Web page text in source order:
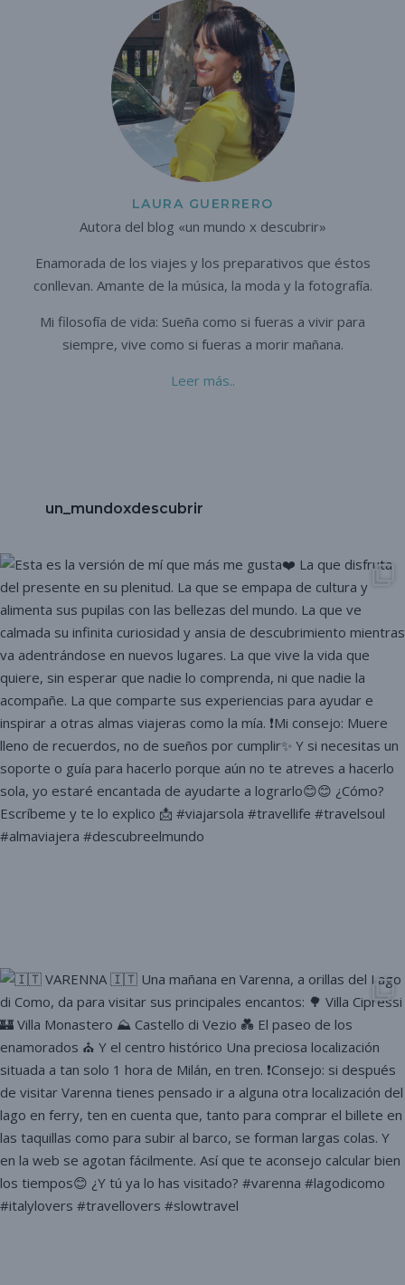
LAURA GUERRERO
Autora del blog «un mundo x descubrir»
Enamorada de los viajes y los preparativos que éstos
conllevan. Amante de la música, la moda y la fotografía.
Mi filosofía de vida: Sueña como si fueras a vivir para
siempre, vive como si fueras a morir mañana.
Leer más..
un_mundoxdescubrir